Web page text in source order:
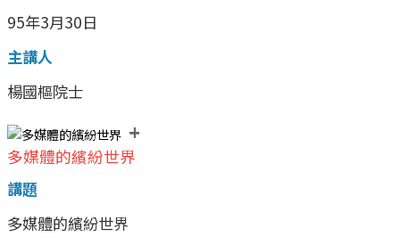
95年3月30日
主講人
楊國樞院士
+
多媒體的繽紛世界
講題
多媒體的繽紛世界